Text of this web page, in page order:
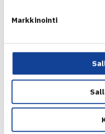
Markkinointi
Jaa:
Seuraava uutinen: